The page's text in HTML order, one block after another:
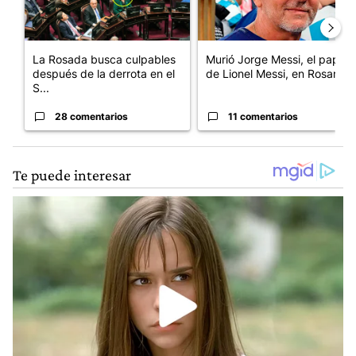
La Rosada busca culpables
después de la derrota en el
S...
28 comentarios
Murió Jorge Messi, el papá
de Lionel Messi, en Rosario
11 comentarios